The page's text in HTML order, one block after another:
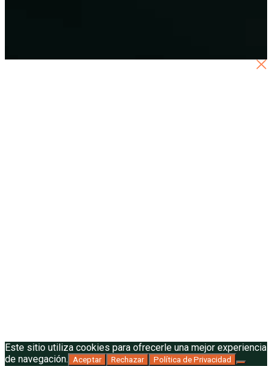
Este sitio utiliza cookies para ofrecerle una mejor experiencia
de navegación. Aceptar Rechazar Política de Privacidad